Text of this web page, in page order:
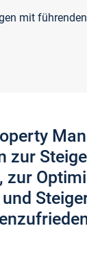
mit
zur
zur